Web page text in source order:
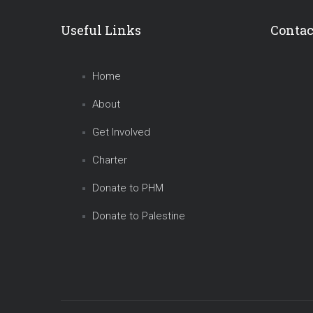
Useful Links
Home
About
Get Involved
Charter
Donate to PHM
Donate to Palestine